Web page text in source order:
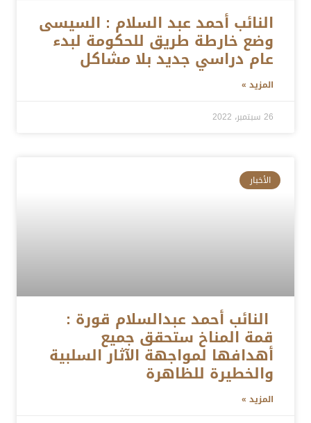
النائب أحمد عبد السلام : السيسى
وضع خارطة طريق للحكومة لبدء
عام دراسي جديد بلا مشاكل
المزيد »
26 سبتمبر، 2022
الأخبار
النائب أحمد عبدالسلام قورة :
قمة المناخ ستحقق جميع
أهدافها لمواجهة الآثار السلبية
والخطيرة للظاهرة
المزيد »